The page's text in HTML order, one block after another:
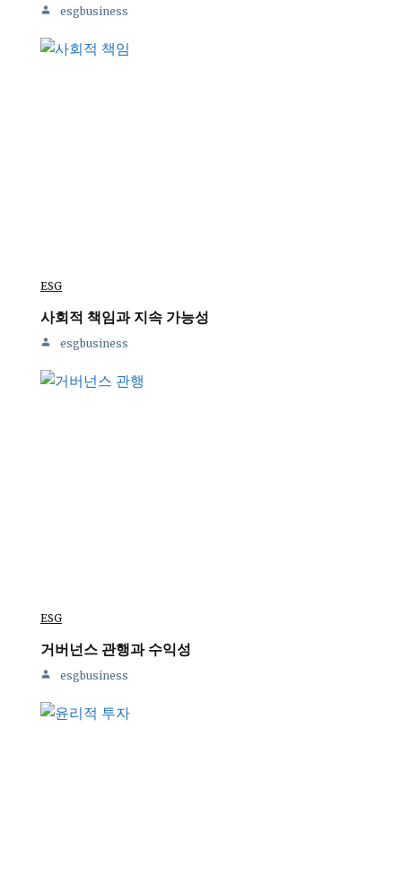
esgbusiness
ESG
사회적 책임과 지속 가능성
esgbusiness
ESG
거버넌스 관행과 수익성
esgbusiness